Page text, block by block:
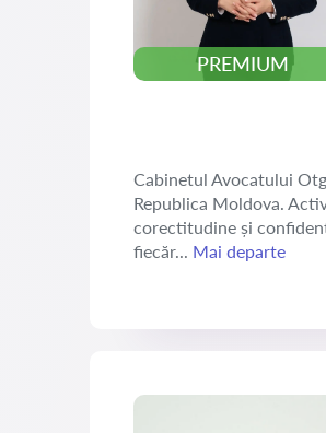
PREMIUM
Cabinetul Avocatului
Republica Moldova.
corectitudine și
fiecăr... Mai departe